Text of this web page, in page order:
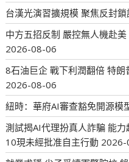
台漢光演習擴規模 聚焦反封鎖
中方五招反制 嚴控無人機赴
2026-08-06
8石油巨企 戰下利潤翻倍 特
2026-08-06
紐時：華府AI審查豁免開源模
測試揭AI代理扮真人詐騙 能
10現未經批准自主行動